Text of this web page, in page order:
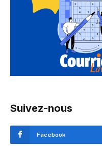
Suivez-nous
Facebook